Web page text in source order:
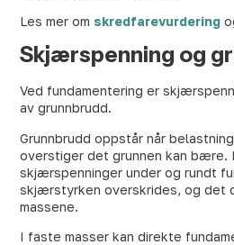
Les mer om skredfarevurdering
Skjærspenning og
Ved fundamentering er
av grunnbrudd.
Grunnbrudd oppstår når
overstiger det grunnen kan bære.
skjærspenninger under og rundt
skjærstyrken overskrides, og det
massene.
I faste masser kan direkte